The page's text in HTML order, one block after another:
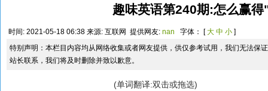
趣味英语第240期:怎么赢
时间: 2021-05-18 06:38 来源: 互联网 提供网友: nan 字体： [大 中 小 ]
特别声明：本栏目内容均从网络收集或者网友提供，供仅参考试用，我们无法保
站长联系，我们将及时删除并致以歉意。
(单词翻译:双击或拖选)